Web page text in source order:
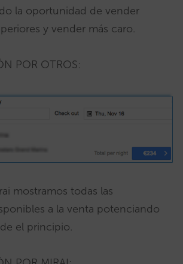
la oportunidad de vender
y vender más caro.
POR OTROS:
mostramos todas las
a la venta potenciando
el principio.